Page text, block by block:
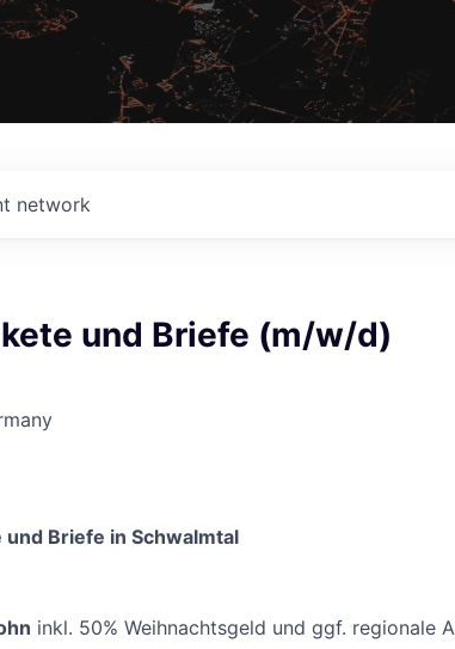
network
und Briefe (m/w/d)
Briefe in Schwalmtal
inkl. 50% Weihnachtsgeld und ggf. regionale